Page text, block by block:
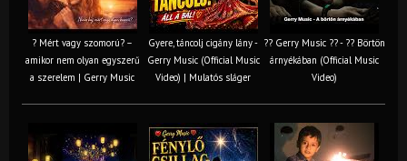
? Mért vagy szomorú? –
amikor nem olyan egyszerű
a szerelem | Gerry Music
Gyere, táncolj cigány lány -
Gerry Music (Official Music
Video) | Mulatós sláger
?? Gerry Music ?? - ?? Börtön
árnyékában (Official Music
Video)